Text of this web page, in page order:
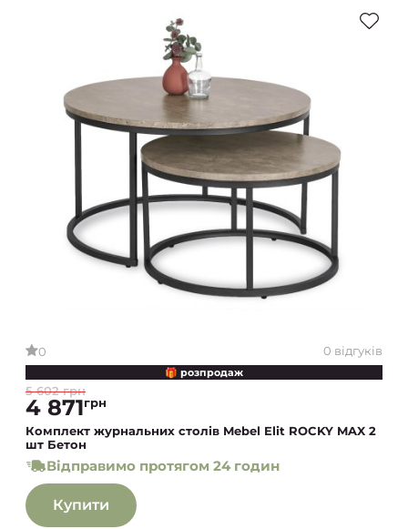
0 0 відгуків
🎁 розпродаж
5 602 грн
4 871грн
Комплект журнальних столів Mebel Elit ROCKY MAX 2
шт Бетон
Відправимо протягом 24 годин
Купити